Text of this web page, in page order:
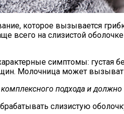
которое вызывается
всего на слизистой
симптомы: густая
Молочница может
подхода и
слизистую